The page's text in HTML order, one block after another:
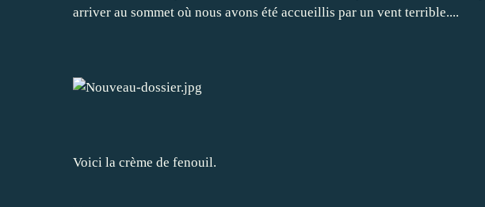
arriver au sommet où nous avons été accueillis par un vent terrible....
Voici la crème de fenouil.